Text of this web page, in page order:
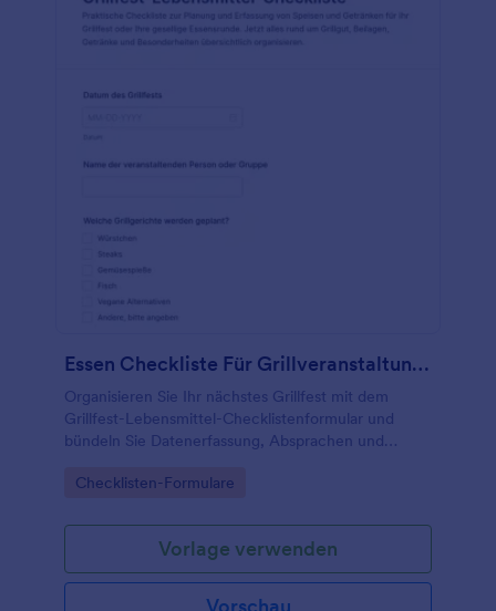
Essen Checkliste Für Grillveranstaltungen Formular
Organisieren Sie Ihr nächstes Grillfest mit dem
Grillfest-Lebensmittel-Checklistenformular und
bündeln Sie Datenerfassung, Absprachen und
Mitbringliste für Gruppen jeder Größe passen.
Go to Category:
Checklisten-Formulare
Vorlage verwenden